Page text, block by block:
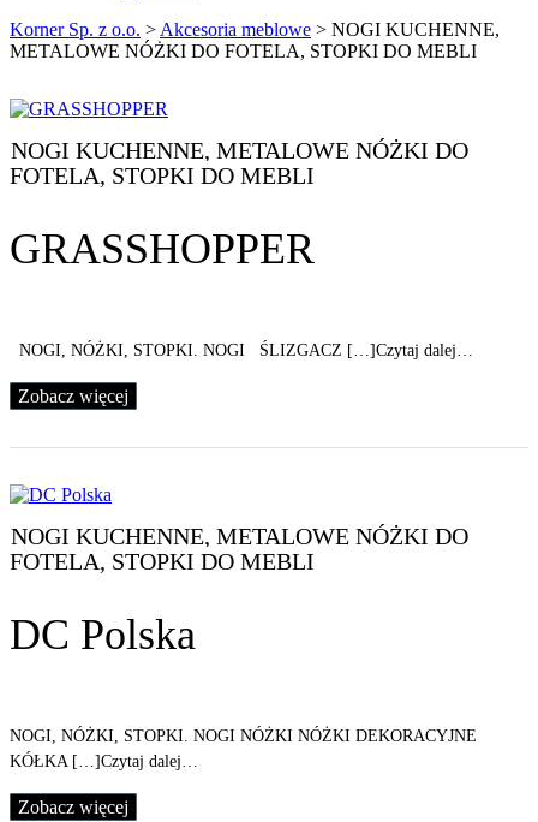
Korner Sp. z o.o. > Akcesoria meblowe > NOGI KUCHENNE,
METALOWE NÓŻKI DO FOTELA, STOPKI DO MEBLI
NOGI KUCHENNE, METALOWE NÓŻKI DO
FOTELA, STOPKI DO MEBLI
GRASSHOPPER
NOGI, NÓŻKI, STOPKI. NOGI ŚLIZGACZ […]Czytaj dalej…
Zobacz więcej
NOGI KUCHENNE, METALOWE NÓŻKI DO
FOTELA, STOPKI DO MEBLI
DC Polska
NOGI, NÓŻKI, STOPKI. NOGI NÓŻKI NÓŻKI DEKORACYJNE
KÓŁKA […]Czytaj dalej…
Zobacz więcej